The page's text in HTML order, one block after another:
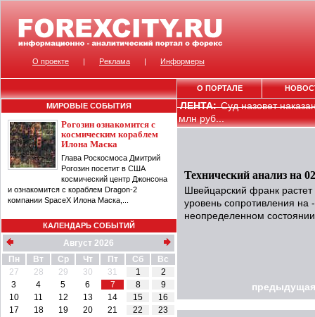
МИРОВЫЕ СОБЫТИЯ
Рогозин ознакомится с
космическим кораблем
Илона Маска
Глава Роскосмоса Дмитрий
Рогозин посетит в США
космический центр Джонсона
и ознакомится с кораблем Dragon-2
компании SpaceX Илона Маска,...
КАЛЕНДАРЬ СОБЫТИЙ
Август 2026
Пн
Вт Ср Чт Пт Сб
Вс
27
28 29 30 31 1
2
3
4 5 6 7 8
9
10
11 12 13 14 15
16
17
18 19 20 21 22
23
ЛЕНТА:Суд назовет
млн руб...
Технический анализ на
Швейцарский франк
уровень сопротивления на
неопределенном
предыдущая
О проекте | Реклама | Информеры
О ПОРТАЛЕ